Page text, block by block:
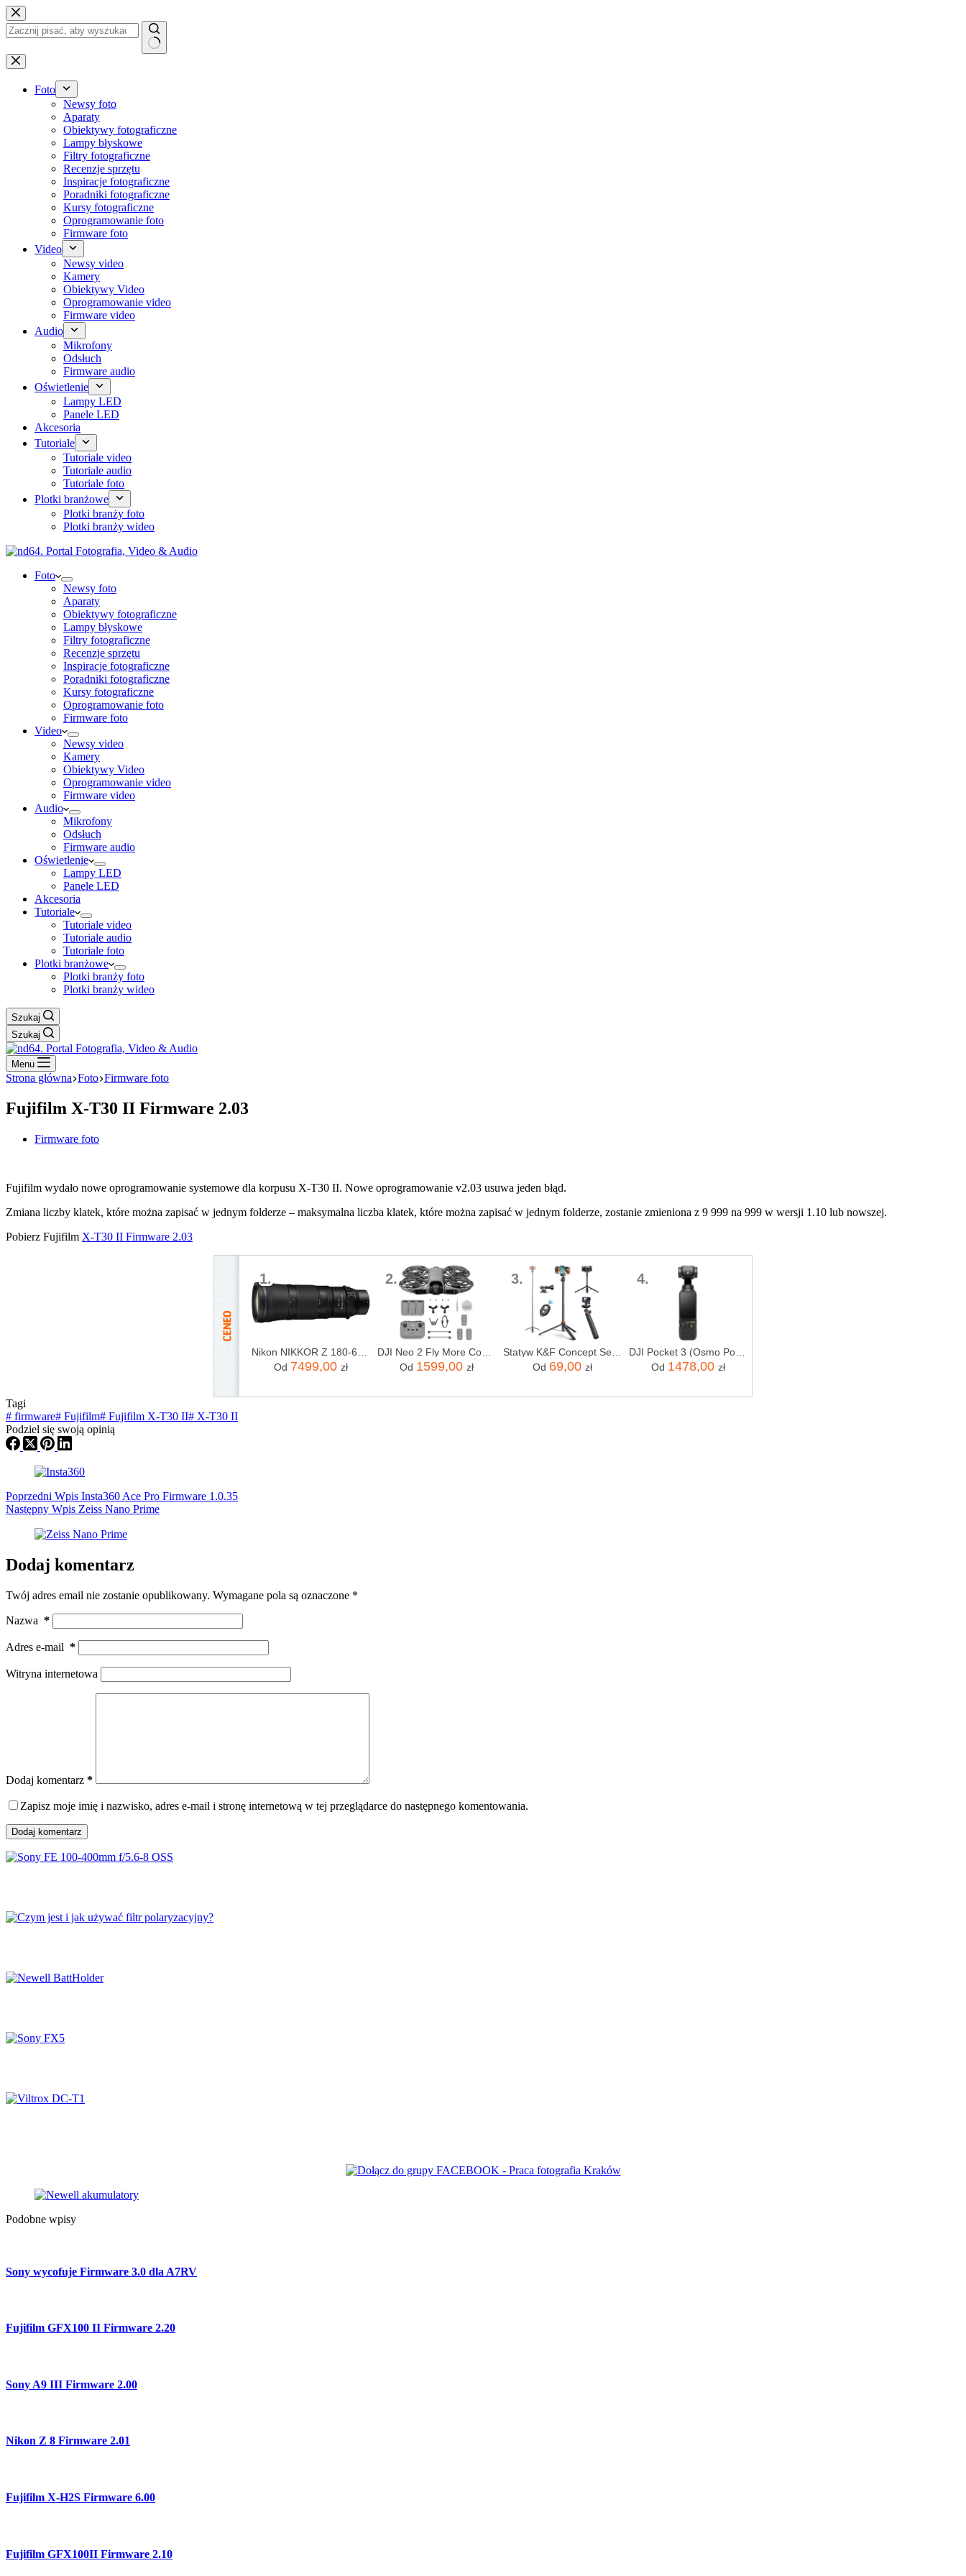
Przejdź
do
treści
Brak
wyników
Foto
Newsy foto
Aparaty
Obiektywy fotograficzne
Lampy błyskowe
Filtry fotograficzne
Recenzje sprzętu
Inspiracje fotograficzne
Poradniki fotograficzne
Kursy fotograficzne
Oprogramowanie foto
Firmware foto
Video
Newsy video
Kamery
Obiektywy Video
Oprogramowanie video
Firmware video
Audio
Mikrofony
Odsłuch
Firmware audio
Oświetlenie
Lampy LED
Panele LED
Akcesoria
Tutoriale
Tutoriale video
Tutoriale audio
Tutoriale foto
Plotki branżowe
Plotki branży foto
Plotki branży wideo
Foto
Newsy foto
Aparaty
Obiektywy fotograficzne
Lampy błyskowe
Filtry fotograficzne
Recenzje sprzętu
Inspiracje fotograficzne
Poradniki fotograficzne
Kursy fotograficzne
Oprogramowanie foto
Firmware foto
Video
Newsy video
Kamery
Obiektywy Video
Oprogramowanie video
Firmware video
Audio
Mikrofony
Odsłuch
Firmware audio
Oświetlenie
Lampy LED
Panele LED
Akcesoria
Tutoriale
Tutoriale video
Tutoriale audio
Tutoriale foto
Plotki branżowe
Plotki branży foto
Plotki branży wideo
Szukaj
Szukaj
Menu
Strona główna Foto Firmware foto
Fujifilm X-T30 II Firmware 2.03
Firmware foto
Fujifilm wydało nowe oprogramowanie systemowe dla korpusu X-T30 II. Nowe oprogramowanie v2.03 usuwa jeden błąd.
Zmiana liczby klatek, które można zapisać w jednym folderze – maksymalna liczba klatek, które można zapisać w jednym folderze, zostanie zmieniona z 9 999 na 999 w wersji 1.10 lub nowszej.
Pobierz Fujifilm X-T30 II Firmware 2.03
1.
Od 7499,00 zł
2.
DJI Neo 2 Fly More Combo (RC-N3)
Od 1599,00 zł
3.
Od 69,00 zł
4.
DJI Pocket 3 (Osmo Pocket 3)
Od 1478,00 zł
Tagi
# firmware# Fujifilm# Fujifilm X-T30 II# X-T30 II
Podziel się swoją opinią
Poprzedni Wpis Insta360 Ace Pro Firmware 1.0.35
Następny Wpis Zeiss Nano Prime
Dodaj komentarz
Twój adres email nie zostanie opublikowany. Wymagane pola są oznaczone *
Nazwa *
Adres e-mail *
Witryna internetowa
Dodaj komentarz *
Zapisz moje imię i nazwisko, adres e-mail i stronę internetową w tej przeglądarce do następnego komentowania.
Dodaj komentarz
Podobne wpisy
Sony wycofuje Firmware 3.0 dla A7RV
Fujifilm GFX100 II Firmware 2.20
Sony A9 III Firmware 2.00
Nikon Z 8 Firmware 2.01
Fujifilm X-H2S Firmware 6.00
Fujifilm GFX100II Firmware 2.10